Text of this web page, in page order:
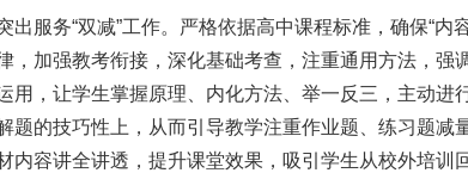
服务“双减”工作。严格依据高中课程标准，确保“内
，加强教考衔接，深化基础考查，注重通用方法，强
用，让学生掌握原理、内化方法、举一反三，主动进
题的技巧性上，从而引导教学注重作业题、练习题减
内容讲全讲透，提升课堂效果，吸引学生从校外培训